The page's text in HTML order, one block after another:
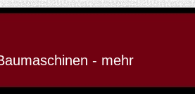
- mehr